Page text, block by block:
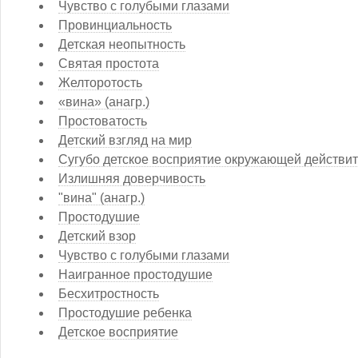
Чувство с голубыми глазами
Провинциальность
Детская неопытность
Святая простота
Желторотость
«вина» (анагр.)
Простоватость
Детский взгляд на мир
Сугубо детское восприятие окружающей
Излишняя доверчивость
"вина" (анагр.)
Простодушие
Детский взор
Чув­ство с го­лу­бы­ми гла­за­ми
Наигранное простодушие
Бесхитростность
Простодушие ребенка
Детское восприятие